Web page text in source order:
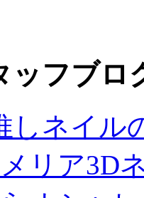
ッフブロ
しネイル
リア3D